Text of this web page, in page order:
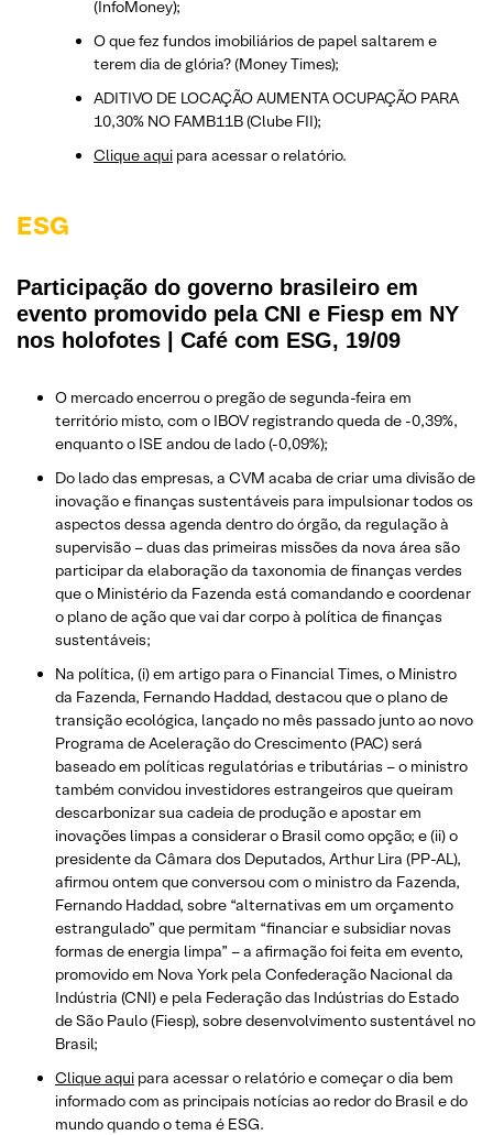
(InfoMoney);
O que fez fundos imobiliários de papel saltarem e
terem dia de glória? (Money Times);
ADITIVO DE LOCAÇÃO AUMENTA OCUPAÇÃO PARA
10,30% NO FAMB11B (Clube FII);
Clique aqui para acessar o relatório.
ESG
Participação do governo brasileiro em
evento promovido pela CNI e Fiesp em NY
nos holofotes | Café com ESG, 19/09
O mercado encerrou o pregão de segunda-feira em
território misto, com o IBOV registrando queda de -0,39%,
enquanto o ISE andou de lado (-0,09%);
Do lado das empresas, a CVM acaba de criar uma divisão de
inovação e finanças sustentáveis para impulsionar todos os
aspectos dessa agenda dentro do órgão, da regulação à
supervisão – duas das primeiras missões da nova área são
participar da elaboração da taxonomia de finanças verdes
que o Ministério da Fazenda está comandando e coordenar
o plano de ação que vai dar corpo à política de finanças
sustentáveis;
Na política, (i) em artigo para o Financial Times, o Ministro
da Fazenda, Fernando Haddad, destacou que o plano de
transição ecológica, lançado no mês passado junto ao novo
Programa de Aceleração do Crescimento (PAC) será
baseado em políticas regulatórias e tributárias – o ministro
também convidou investidores estrangeiros que queiram
descarbonizar sua cadeia de produção e apostar em
inovações limpas a considerar o Brasil como opção; e (ii) o
presidente da Câmara dos Deputados, Arthur Lira (PP-AL),
afirmou ontem que conversou com o ministro da Fazenda,
Fernando Haddad, sobre “alternativas em um orçamento
estrangulado” que permitam “financiar e subsidiar novas
formas de energia limpa” – a afirmação foi feita em evento,
promovido em Nova York pela Confederação Nacional da
Indústria (CNI) e pela Federação das Indústrias do Estado
de São Paulo (Fiesp), sobre desenvolvimento sustentável no
Brasil;
Clique aqui para acessar o relatório e começar o dia bem
informado com as principais notícias ao redor do Brasil e do
mundo quando o tema é ESG.